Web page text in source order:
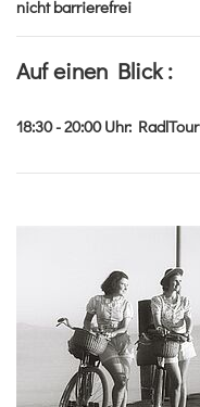
nicht barrierefrei
Auf einen Blick :
18:30 - 20:00Uhr: RadlTour